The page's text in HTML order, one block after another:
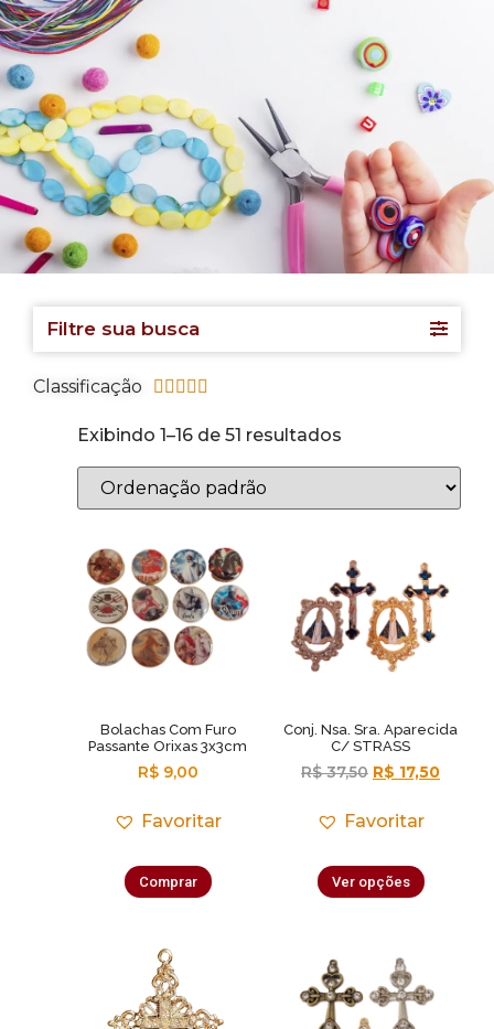
Filtre sua busca
Classificação     
Exibindo 1–16 de 51 resultados
Bolachas Com Furo
Passante Orixas 3x3cm
R$9,00
Favoritar
Comprar
Conj. Nsa. Sra. Aparecida
C/ STRASS
R$37,50 R$ 17,50
Favoritar
Ver opções